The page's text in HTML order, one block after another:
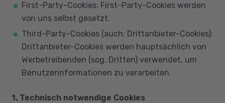
First-Party-Cookies: First-Party-Cookies werden
von uns selbst gesetzt.
Third-Party-Cookies (auch: Drittanbieter-Cookies):
Drittanbieter-Cookies werden hauptsächlich von
Werbetreibenden (sog. Dritten) verwendet, um
Benutzerinformationen zu verarbeiten.
1. Technisch notwendige Cookies